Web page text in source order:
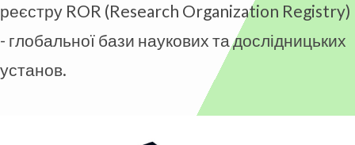
реєстру ROR (Research Organization Registry)
- глобальної бази наукових та дослідницьких
установ.